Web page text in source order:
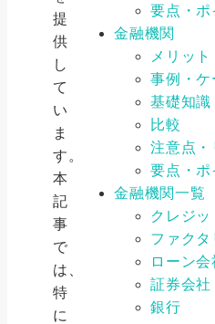
提
供
し
て
い
ま
す。
本
記
事
で
は、
特
に
要点・ポ
金融機関
メリッ
事例・ケ
基礎知識
比較
注意点・
要点・ポ
金融機関一覧
クレジ
ファクタ
ローン会
証券会社
銀行